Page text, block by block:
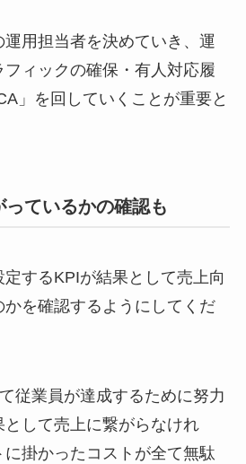
用担当者を決めていき、運
ィックの確保・有人対応履
」を回していくことが重要と
っているかの確認も
定するKPIが結果として売上向
を確認するようにしてくだ
従業員が達成するために努力
として売上に繋がらなけれ
掛かったコストが全て無駄